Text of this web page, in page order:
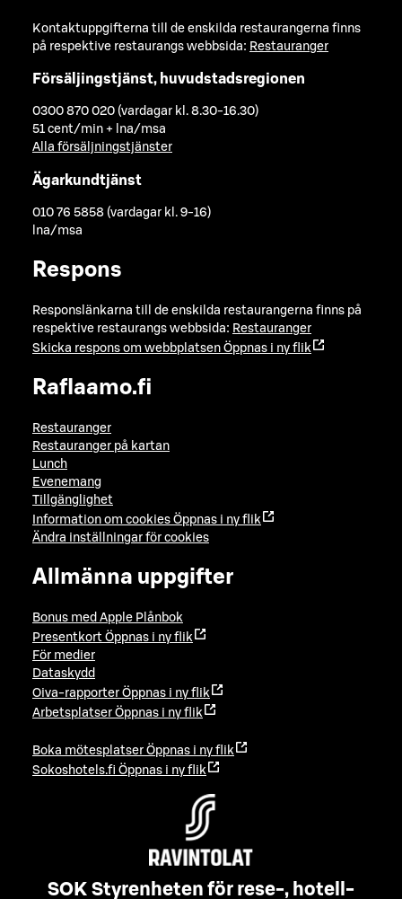
Kontaktuppgifterna till de enskilda restaurangerna finns
på respektive restaurangs webbsida: Restauranger
Försäljingstjänst, huvudstadsregionen
0300 870 020 (vardagar kl. 8.30-16.30)
51 cent/min + lna/msa
Alla försäljningstjänster
Ägarkundtjänst
010 76 5858 (vardagar kl. 9-16)
lna/msa
Respons
Responslänkarna till de enskilda restaurangerna finns på
respektive restaurangs webbsida: Restauranger
Skicka respons om webbplatsen Öppnas i ny flik
Raflaamo.fi
Restauranger
Restauranger på kartan
Lunch
Evenemang
Tillgänglighet
Information om cookies Öppnas i ny flik
Ändra inställningar för cookies
Allmänna uppgifter
Bonus med Apple Plånbok
Presentkort Öppnas i ny flik
För medier
Dataskydd
Oiva-rapporter Öppnas i ny flik
Arbetsplatser Öppnas i ny flik
Boka mötesplatser Öppnas i ny flik
Sokoshotels.fi Öppnas i ny flik
SOK Styrenheten för rese-, hotell-